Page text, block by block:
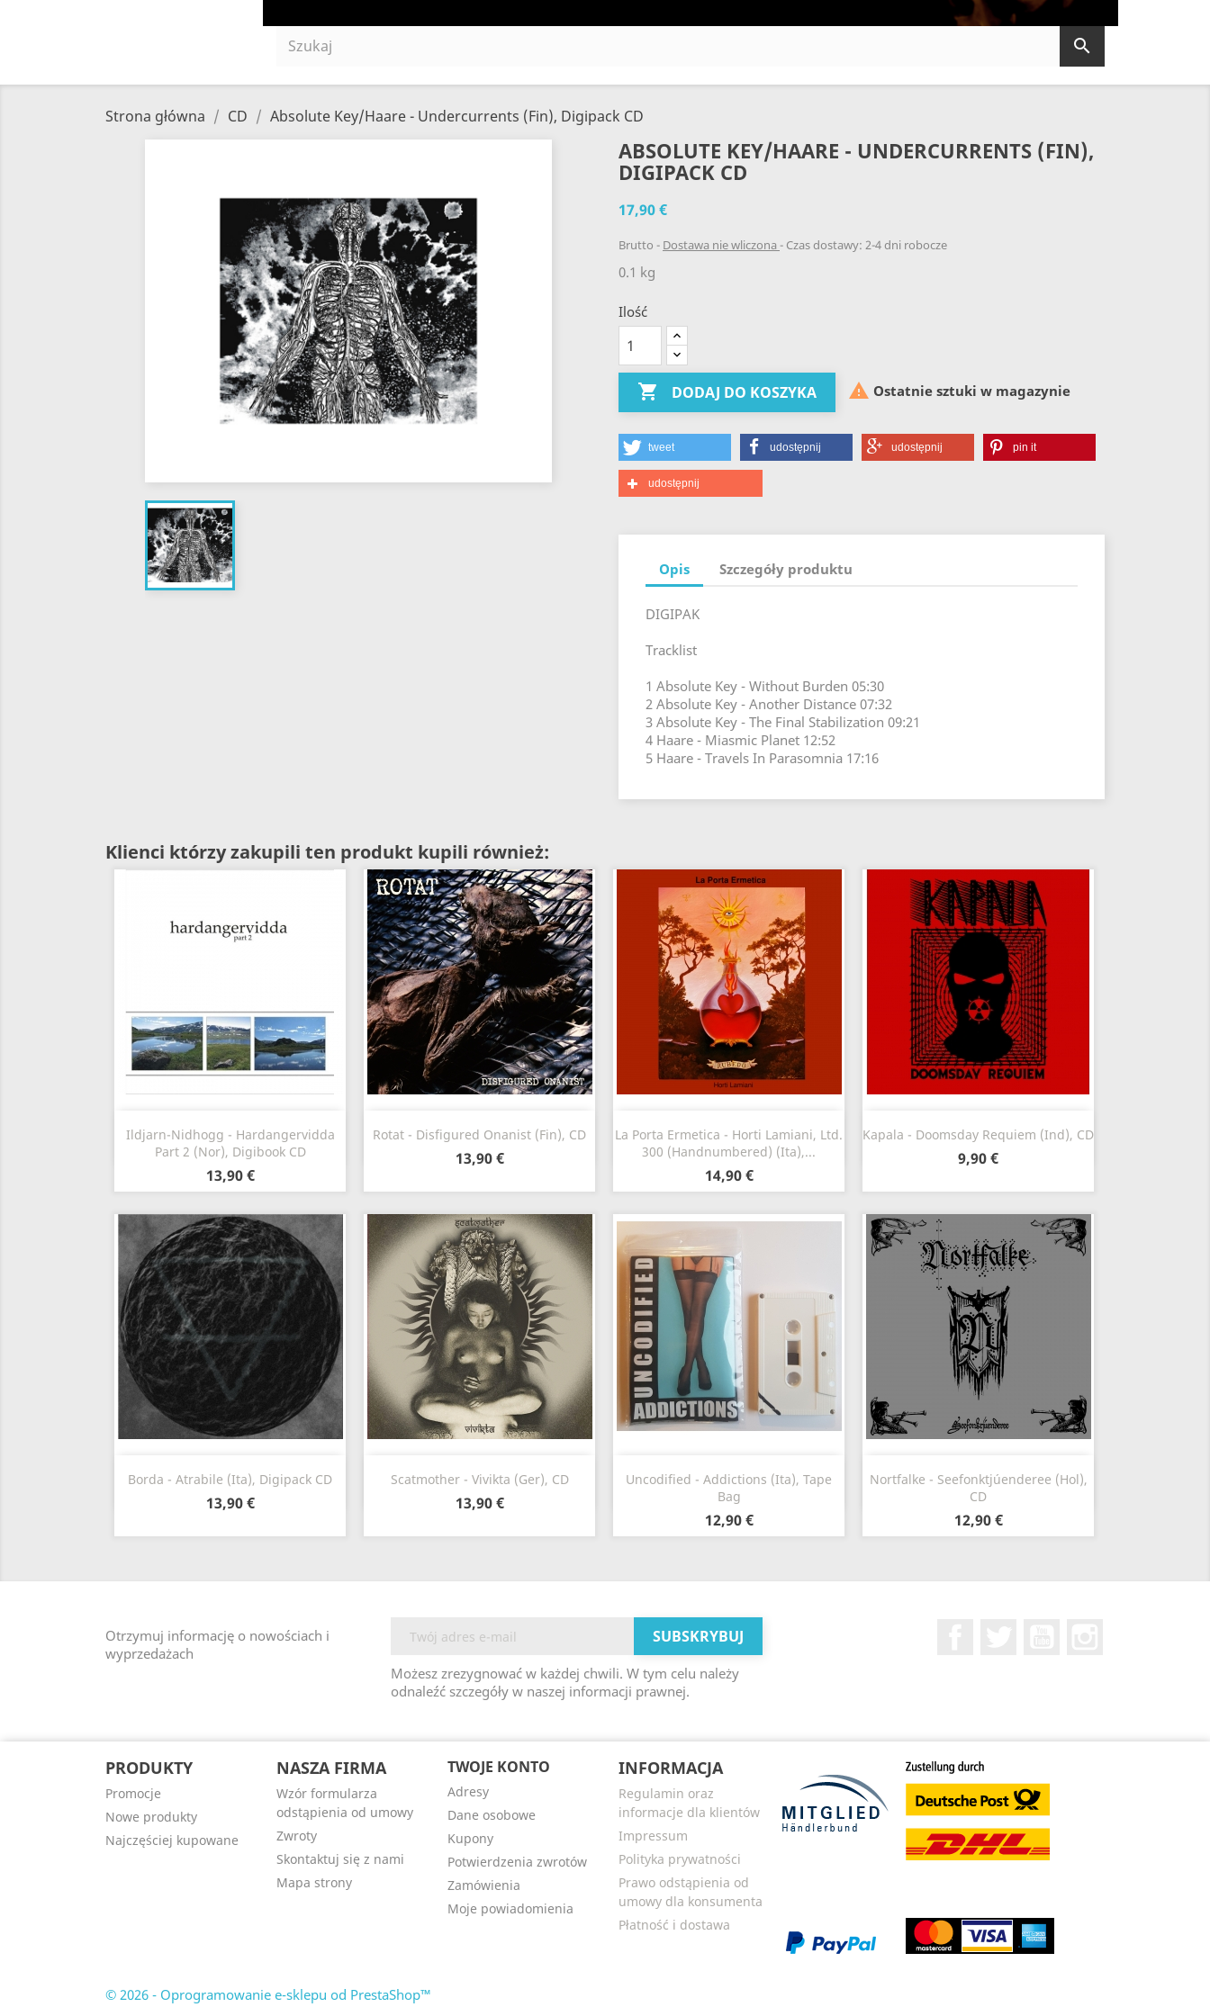

Strona główna CD Absolute Key/Haare - Undercurrents (Fin), Digipack CD
ABSOLUTE KEY/HAARE - UNDERCURRENTS (FIN),
DIGIPACK CD
17,90 €
Brutto Dostawa nie wliczona Czas dostawy: 2-4 dni robocze
0.1 kg
Ilość
 DODAJ DO KOSZYKA  Ostatnie sztuki w magazynie
tweet udostępnij udostępnij pin it
udostępnij
Opis Szczegóły produktu
DIGIPAK
Tracklist
1 Absolute Key - Without Burden 05:30
2 Absolute Key - Another Distance 07:32
3 Absolute Key - The Final Stabilization 09:21
4 Haare - Miasmic Planet 12:52
5 Haare - Travels In Parasomnia 17:16
Klienci którzy zakupili ten produkt kupili również:
Ildjarn-Nidhogg - Hardangervidda
Part 2 (Nor), Digibook CD
13,90 €
Szybki podgląd Rotat - Disfigured Onanist (Fin), CD
13,90 €
Szybki podgląd
La Porta Ermetica - Horti Lamiani, Ltd.
300 (Handnumbered) (Ita),...
14,90 €
 Szybki podgląd Kapala - Doomsday Requiem (Ind), CD
9,90 €
 Szybki podgląd
Borda - Atrabile (Ita), Digipack CD
13,90 €
 Szybki podgląd Scatmother - Vivikta (Ger), CD
13,90 €
Szybki podgląd
Uncodified - Addictions (Ita), Tape
Bag
12,90 €
Szybki podgląd
Nortfalke - Seefonktjúenderee (Hol),
CD
12,90 €
 Szybki podgląd
Otrzymuj informację o nowościach i
wyprzedażach
Możesz zrezygnować w każdej chwili. W tym celu należy
odnaleźć szczegóły w naszej informacji prawnej.
PRODUKTY
Promocje
Nowe produkty
Najczęściej kupowane
NASZA FIRMA
Wzór formularza
odstąpienia od umowy
Zwroty
Skontaktuj się z nami
Mapa strony
TWOJE KONTO
Adresy
Dane osobowe
Kupony
Potwierdzenia zwrotów
Zamówienia
Moje powiadomienia
INFORMACJA
Regulamin oraz
informacje dla klientów
Impressum
Polityka prywatności
Prawo odstąpienia od
umowy dla konsumenta
Płatność i dostawa
© 2026 - Oprogramowanie e-sklepu od PrestaShop™